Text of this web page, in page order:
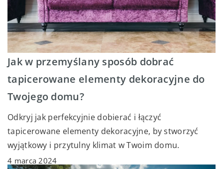
Jak w przemyślany sposób dobrać
tapicerowane elementy dekoracyjne do
Twojego domu?
Odkryj jak perfekcyjnie dobierać i łączyć
tapicerowane elementy dekoracyjne, by stworzyć
wyjątkowy i przytulny klimat w Twoim domu.
4 marca 2024